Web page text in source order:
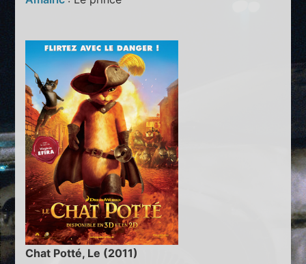
Chat Potté, Le (2011)